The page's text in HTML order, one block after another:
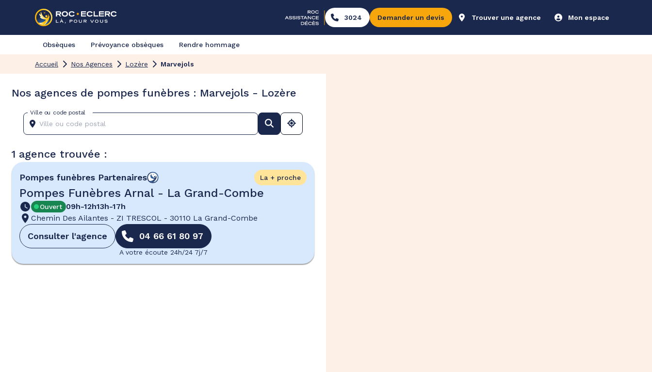
3024 Demander un devis Trouver une agence Mon espace
Obsèques Prévoyance obsèques Rendre hommage
Accueil Nos Agences Lozère Marvejols
Nos agences de pompes funèbres : Marvejols - Lozère
Ville ou code postal
1 agence trouvée :
Pompes funèbres Partenaires
Pompes Funèbres Arnal - La Grand-Combe
La + proche
Ouvert 09h-12h13h-17h
Chemin Des Ailantes - ZI TRESCOL - 30110 La Grand-Combe
Consulter l'agence 04 66 61 80 97
A votre écoute 24h/24 7j/7